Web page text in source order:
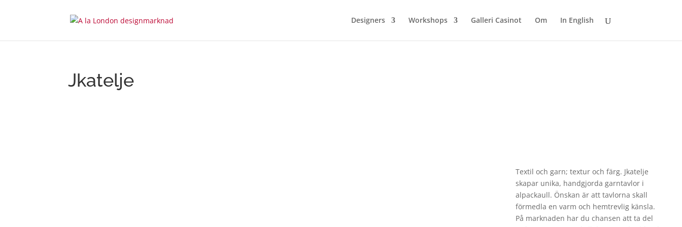
Designers Workshops Galleri Casinot Om In English
Jkatelje
Textil och garn; textur och färg. Jkatelje
skapar unika, handgjorda garntavlor i
alpackaull. Önskan är att tavlorna skall
förmedla en varm och hemtrevlig känsla.
På marknaden har du chansen att ta del